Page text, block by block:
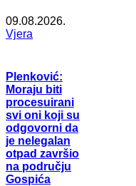
09.08.2026.
Vjera
Plenković:
Moraju biti
procesuirani
svi oni koji su
odgovorni da
je nelegalan
otpad završio
na području
Gospića